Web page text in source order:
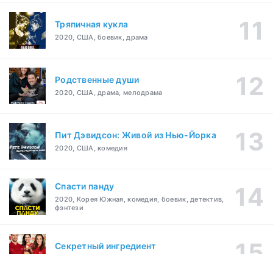
Тряпичная кукла
2020, США, боевик, драма
Родственные души
2020, США, драма, мелодрама
Пит Дэвидсон: Живой из Нью-Йорка
2020, США, комедия
Спасти панду
2020, Корея Южная, комедия, боевик, детектив,
фэнтези
Секретный ингредиент